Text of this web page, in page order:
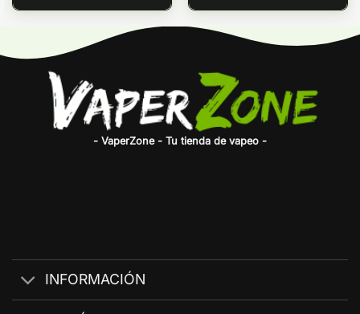
- VaperZone - Tu tienda de vapeo -
INFORMACIÓN